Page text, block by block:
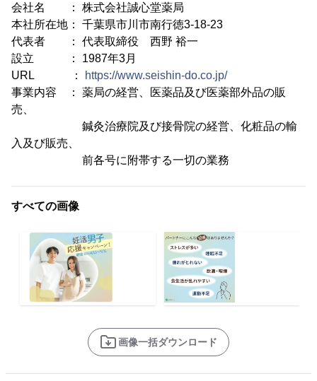
会社名 ： 株式会社誠心堂薬局
本社所在地： 千葉県市川市南行徳3-18-23
代表者 ： 代表取締役 西野 裕一
設立 ： 1987年3月
URL ：
https://www.seishin-do.co.jp/
事業内容 ： 薬局の経営、医薬品及び医薬部外品の販
売、
鍼灸治療院及び接骨院の経営、化粧品の輸
入及び販売、
前各号に附帯する一切の業務
すべての画像
画像一括ダウンロード